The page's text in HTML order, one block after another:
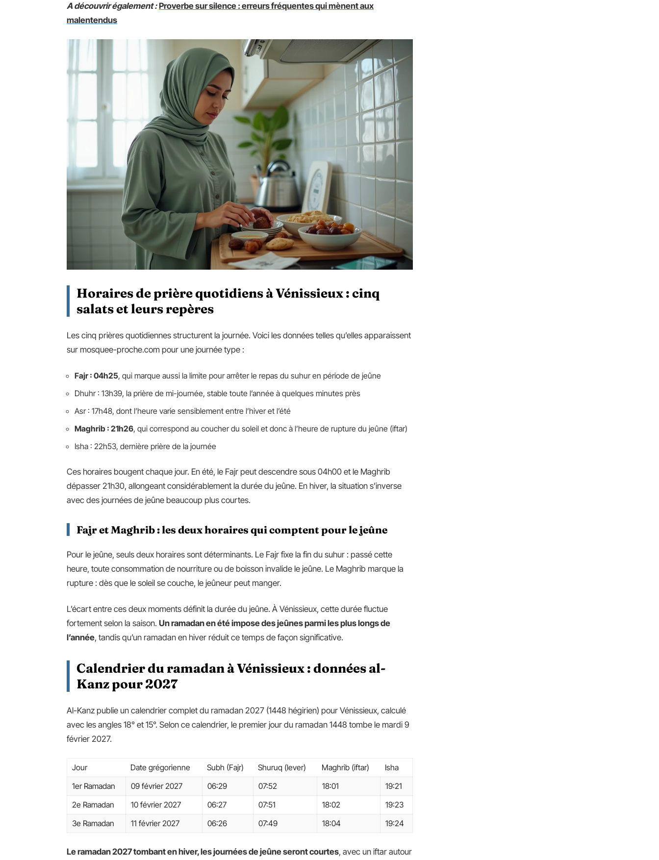
A découvrir également : Proverbe sur silence : erreurs fréquentes qui mènent aux
malentendus
Horaires de prière quotidiens à Vénissieux : cinq
salats et leurs repères
Les cinq prières quotidiennes structurent la journée. Voici les données telles qu’elles apparaissent
sur mosquee-proche.com pour une journée type :
Fajr : 04h25, qui marque aussi la limite pour arrêter le repas du suhur en période de jeûne
Dhuhr : 13h39, la prière de mi-journée, stable toute l’année à quelques minutes près
Asr : 17h48, dont l’heure varie sensiblement entre l’hiver et l’été
Maghrib : 21h26, qui correspond au coucher du soleil et donc à l’heure de rupture du jeûne (iftar)
Isha : 22h53, dernière prière de la journée
Ces horaires bougent chaque jour. En été, le Fajr peut descendre sous 04h00 et le Maghrib
dépasser 21h30, allongeant considérablement la durée du jeûne. En hiver, la situation s’inverse
avec des journées de jeûne beaucoup plus courtes.
Fajr et Maghrib : les deux horaires qui comptent pour le jeûne
Pour le jeûne, seuls deux horaires sont déterminants. Le Fajr fixe la fin du suhur : passé cette
heure, toute consommation de nourriture ou de boisson invalide le jeûne. Le Maghrib marque la
rupture : dès que le soleil se couche, le jeûneur peut manger.
L’écart entre ces deux moments définit la durée du jeûne. À Vénissieux, cette durée fluctue
fortement selon la saison. Un ramadan en été impose des jeûnes parmi les plus longs de
l’année, tandis qu’un ramadan en hiver réduit ce temps de façon significative.
Calendrier du ramadan à Vénissieux : données al-
Kanz pour 2027
Al-Kanz publie un calendrier complet du ramadan 2027 (1448 hégirien) pour Vénissieux, calculé
avec les angles 18° et 15°. Selon ce calendrier, le premier jour du ramadan 1448 tombe le mardi 9
février 2027.
Jour Date grégorienne Subh (Fajr) Shuruq (lever) Maghrib (iftar)
Isha
1er Ramadan
09 février 2027 06:29 07:52 18:01
19:21
2e Ramadan
10 février 2027 06:27 07:51 18:02
19:23
3e Ramadan
11 février 2027 06:26 07:49 18:04 19:24
Le ramadan 2027 tombant en hiver, les journées de jeûne seront courtes, avec un iftar autour